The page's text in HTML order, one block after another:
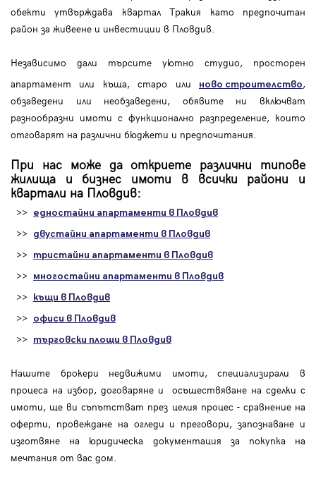
обекти утвърждава квартал Тракия като предпочитан
район за живеене и инвестиции в Пловдив.
Независимо дали търсите уютно студио, просторен
апартамент или къща, старо или
ново строителство,
обзаведени или необзаведени, обявите ни включват
разнообразни имоти с функционално разпределение, които
отговарят на различни бюджети и предпочитания.
При нас може да откриете различни типове
жилища и бизнес имоти в всички райони и
квартали на Пловдив:
>> едностайни апартаменти в Пловдив
>> двустайни апартаменти в Пловдив
>> тристайни апартаменти в Пловдив
>> многостайни апартаменти в Пловдив
>> къщи в Пловдив
>> офиси в Пловдив
>> търговски площи в Пловдив
Нашите брокери недвижими имоти, специализирали в
процеса на избор, договаряне и осъществяване на сделки с
имоти, ще ви съпътстват през целия процес - сравнение на
оферти, провеждане на огледи и преговори, запознаване и
изготвяне на юридическа документация за покупка на
мечтания от вас дом.